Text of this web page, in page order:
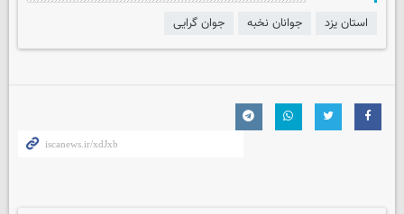
استان یزد جوانان نخبه جوان گرایی